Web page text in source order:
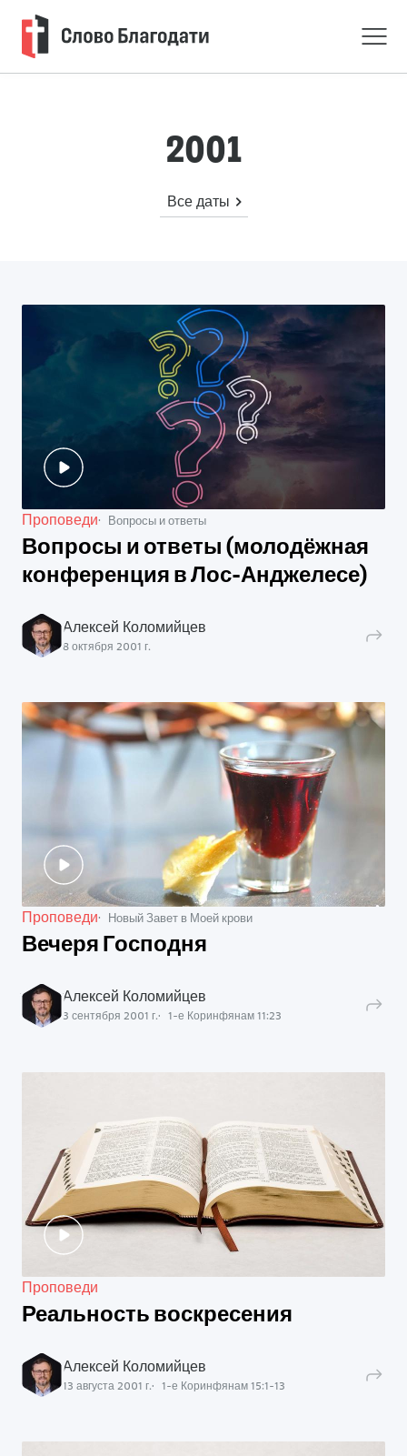
2001
Все даты
Проповеди Вопросы и ответы
Вопросы и ответы (молодёжная
конференция в Лос-Анджелесе)
Алексей Коломийцев
8 октября 2001 г.
Проповеди Новый Завет в Моей крови
Вечеря Господня
Алексей Коломийцев
3 сентября 2001 г. 1-е Коринфянам 11:23
Проповеди
Реальность воскресения
Алексей Коломийцев
13 августа 2001 г. 1-е Коринфянам 15:1-13